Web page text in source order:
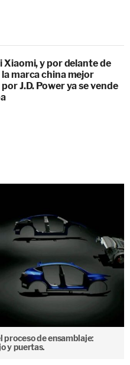
Xiaomi, y por delante de
la marca china mejor
J.D. Power ya se vende
proceso de ensamblaje:
y puertas.